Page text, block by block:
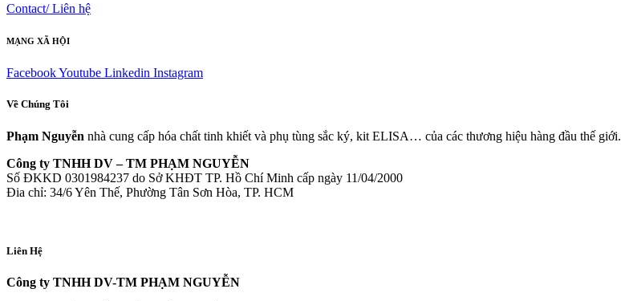
Contact/ Liên hệ
MẠNG XÃ HỘI
FacebookYoutube Linkedin Instagram
Về Chúng Tôi
Phạm Nguyễn nhà cung cấp hóa chất tinh khiết và phụ tùng sắc ký, kit ELISA… của các thương hiệu hàng đầu thế giới.
Công ty TNHH DV – TM PHẠM NGUYỄN
Số ĐKKD 0301984237 do Sở KHĐT TP. Hồ Chí Minh cấp ngày 11/04/2000
Đia chỉ: 34/6 Yên Thế, Phường Tân Sơn Hòa, TP. HCM
Liên Hệ
Công ty TNHH DV-TM PHẠM NGUYỄN